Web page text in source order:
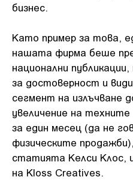
бизнес.
Като пример за това,
нашата фирма беше
национални
за достоверност и
сегмент на излъчване
увеличение на
за един месец (да не
физическите
статията Келси Клос,
на Kloss Creatives.